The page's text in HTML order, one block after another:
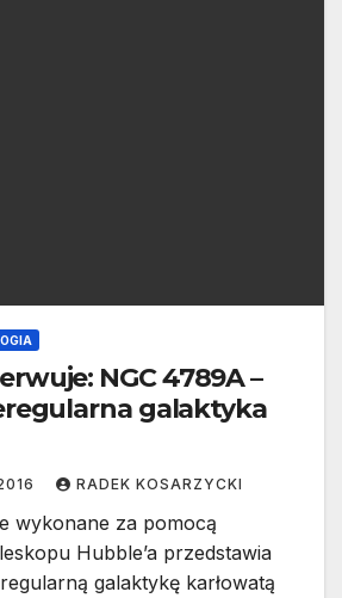
NGC 4789A –
galaktyka
RADEK KOSARZYCKI
wykonane za pomocą
Hubble’a przedstawia
galaktykę karłowatą